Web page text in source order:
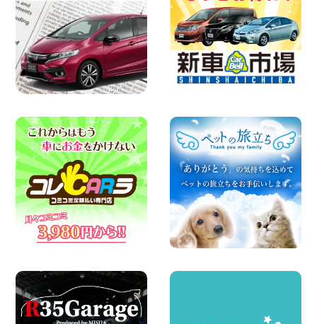
旭南本宿町店
100円レンタカー 横浜旭南本宿町
2026年08月07日
お引越しに便利で最適!(禁煙車両) 香川県
坂出川津店
100円レンタカー 坂出川津
2026年08月07日
【カーシェアのレンタカーが2台になりま
100円レンタカー 各務原那加
2026年08月06日
空き有ります!!コンパクトSUV 軽 ミニバ
ン 軽トラ 車種多数!!関東圏必見♪ 東京都
町田根岸店
100円レンタカー 町田根岸
2026年08月06日
体調崩してませんか?? 兵庫県 加古川店
100円レンタカー 加古川
2026年08月06日
ハイエースワゴンGL!!クルーズコントロ
ールが付いている〜!! 福島県 福島笹木野
2026年08月05日